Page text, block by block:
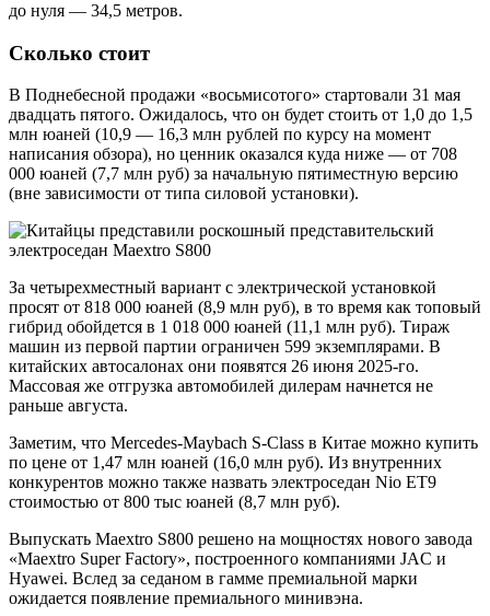
до нуля — 34,5 метров.
Сколько стоит
В Поднебесной продажи «восьмисотого» стартовали 31 мая
двадцать пятого. Ожидалось, что он будет стоить от 1,0 до 1,5
млн юаней (10,9 — 16,3 млн рублей по курсу на момент
написания обзора), но ценник оказался куда ниже — от 708
000 юаней (7,7 млн руб) за начальную пятиместную версию
(вне зависимости от типа силовой установки).
За четырехместный вариант с электрической установкой
просят от 818 000 юаней (8,9 млн руб), в то время как топовый
гибрид обойдется в 1 018 000 юаней (11,1 млн руб). Тираж
машин из первой партии ограничен 599 экземплярами. В
китайских автосалонах они появятся 26 июня 2025-го.
Массовая же отгрузка автомобилей дилерам начнется не
раньше августа.
Заметим, что Mercedes-Maybach S-Class в Китае можно купить
по цене от 1,47 млн юаней (16,0 млн руб). Из внутренних
конкурентов можно также назвать электроседан Nio ET9
стоимостью от 800 тыс юаней (8,7 млн руб).
Выпускать Maextro S800 решено на мощностях нового завода
«Maextro Super Factory», построенного компаниями JAC и
Hyawei. Вслед за седаном в гамме премиальной марки
ожидается появление премиального минивэна.